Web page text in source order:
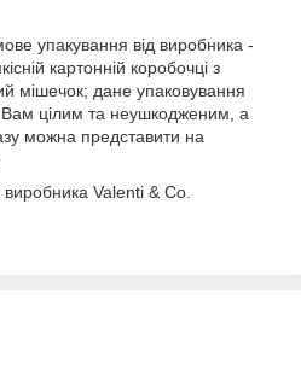
упакування від виробника -
картонній коробочці з
мішечок; дане упаковування
Вам цілим та неушкодженим, а
можна представити на
виробника Valenti & Co.